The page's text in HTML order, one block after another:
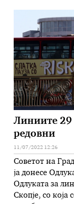
советничката
да дебатира,
Трајко
Линиите 29
редовни
11/07/2022 12:26
Советот на
ја донесе
Одлуката за
Скопје, со која